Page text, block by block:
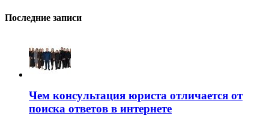
Последние записи
Чем консультация юриста отличается от
поиска ответов в интернете